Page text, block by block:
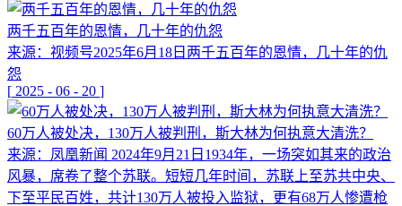
两千五百年的恩情，几十年的仇怨
来源：视频号2025年6月18日两千五百年的恩情，几十年的仇
怨
[ 2025 - 06 - 20 ]
60万人被处决，130万人被判刑，斯大林为何执意大清洗？
来源：凤凰新闻 2024年9月21日1934年，一场突如其来的政治
风暴，席卷了整个苏联。短短几年时间，苏联上至苏共中央、
下至平民百姓，共计130万人被投入监狱，更有68万人惨遭枪